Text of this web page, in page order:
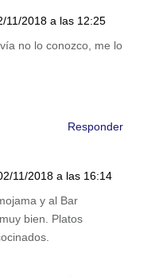
11/2018 a las 12:25
no lo conozco, me lo
Responder
11/2018 a las 16:14
y al Bar
bien. Platos